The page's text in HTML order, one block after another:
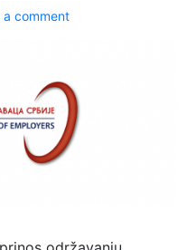
a comment